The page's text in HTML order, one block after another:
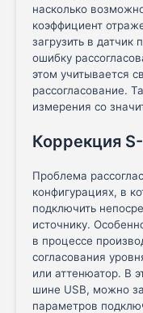
насколько
коэффициент
загрузить в датчик
ошибку
этом учитывается
рассогласование.
измерения со
Коррекция
Проблема
конфигурациях, в
подключить
источнику.
в процессе
согласования
или аттенюатор. В
шине USB, можно
параметров